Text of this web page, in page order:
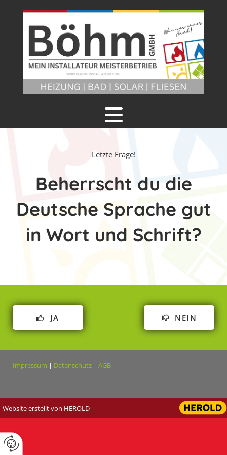
Letzte Frage!
Beherrscht du die
Deutsche Sprache gut
in Wort und Schrift?
JA NEIN
Impressum | Datenschutz | AGB
Website erstellt von HEROLD